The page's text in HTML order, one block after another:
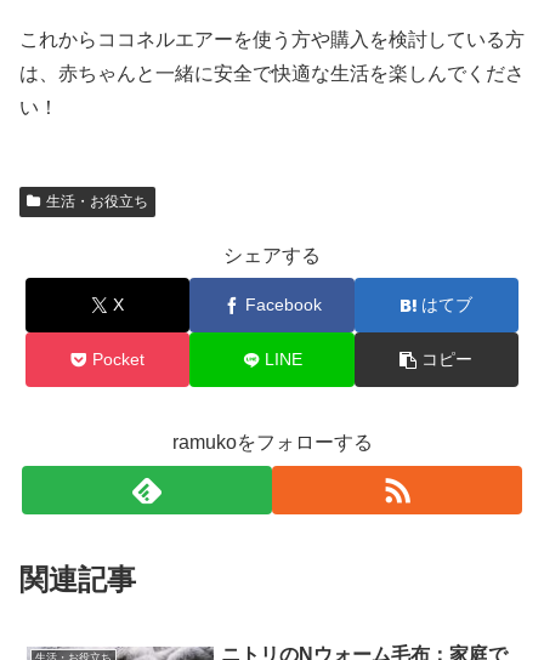
これからココネルエアーを使う方や購入を検討している方
は、赤ちゃんと一緒に安全で快適な生活を楽しんでくださ
い！
生活・お役立ち
シェアする
X Facebook はてブ
Pocket LINE コピー
ramukoをフォローする
関連記事
ニトリのNウォーム毛布：家庭で